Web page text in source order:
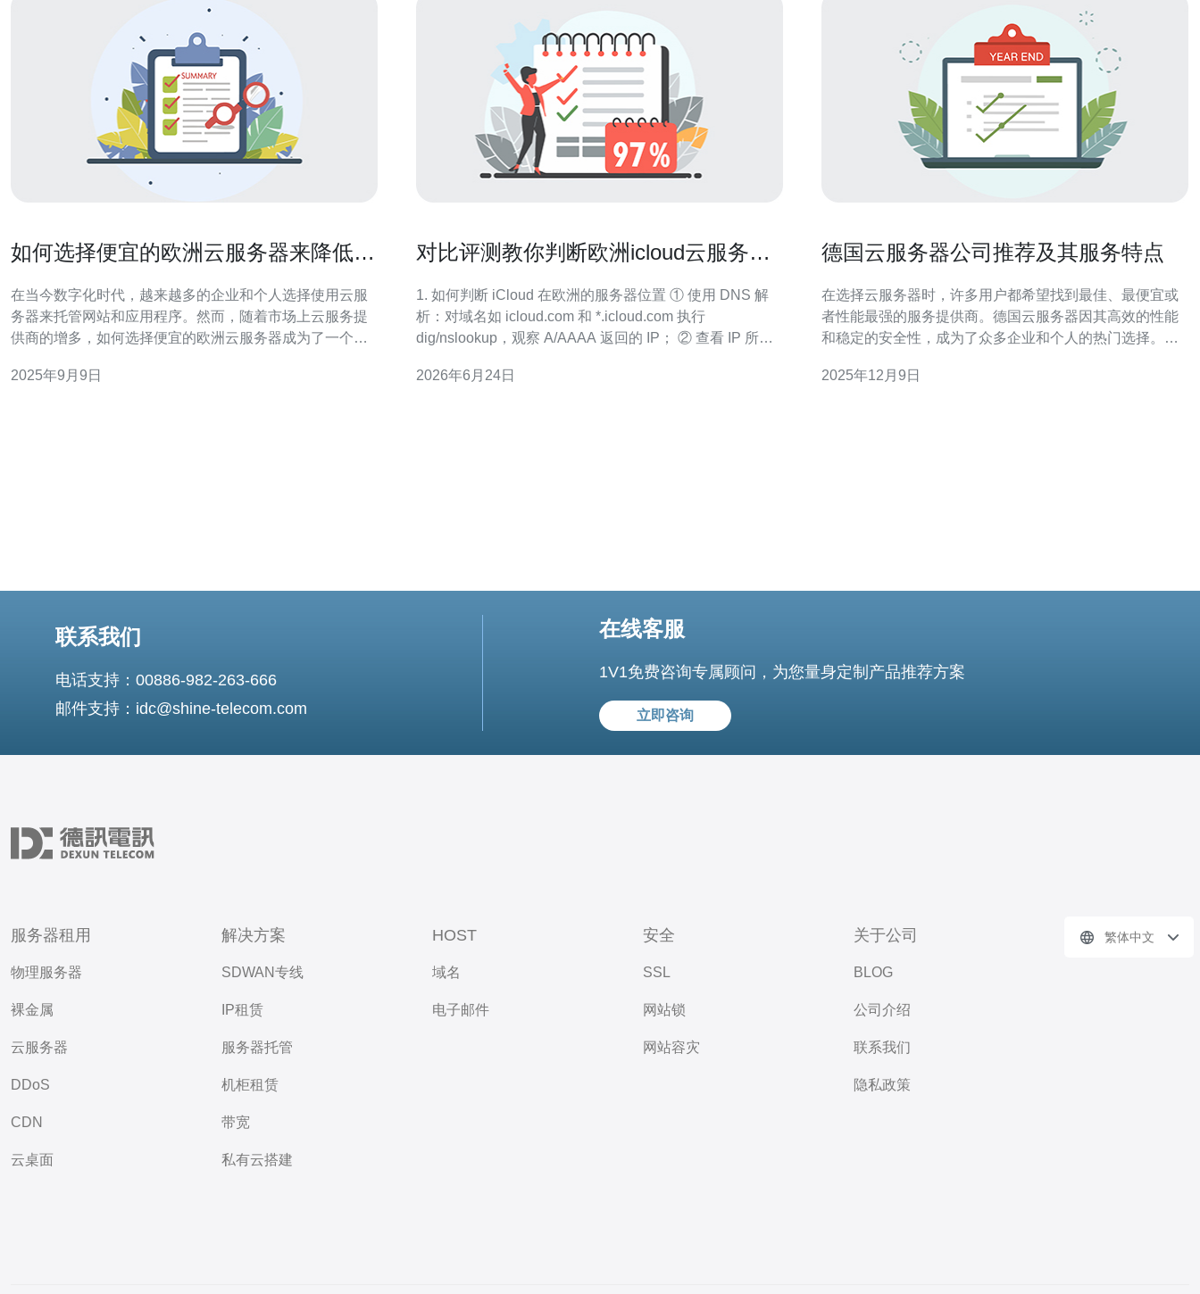
如何选择便宜的欧洲云服务器来降低成
在当今数字化时代，越来越多的企业和个人选择使用云服
务器来托管网站和应用程序。然而，随着市场上云服务提
供商的增多，如何选择便宜的欧洲云服务器成为了一个重
本，还能提高网站的性能和安全性。本文将为您详细介绍
2025年9月9日
对比评测教你判断欧洲icloud云服务器
1. 如何判断 iCloud 在欧洲的服务器位置 ① 使用 DNS 解
析：对域名如 icloud.com 和 *.icloud.com 执行
dig/nslookup，观察 A/AAAA 返回的 IP； ② 查看 IP 所属
AS，苹果常用 17.0.0.0/8； ③
2026年6月24日
德国云服务器公司推荐及其服务特点
在选择云服务器时，许多用户都希望找到最佳、最便宜或
者性能最强的服务提供商。德国云服务器因其高效的性能
和稳定的安全性，成为了众多企业和个人的热门选择。本
它们的服务特点，帮助您找到最适合您的云服务器解决方
2025年12月9日
联系我们
电话支持：00886-982-263-666
邮件支持：idc@shine-telecom.com
在线客服
1V1免费咨询专属顾问，为您量身定制产品推荐方案
立即咨询
服务器租用
物理服务器
裸金属
云服务器
DDoS
CDN
云桌面
解决方案
SDWAN专线
IP租赁
服务器托管
机柜租赁
带宽
私有云搭建
HOST
域名
电子邮件
安全
SSL
网站锁
网站容灾
关于公司
BLOG
公司介绍
联系我们
隐私政策
繁体中文